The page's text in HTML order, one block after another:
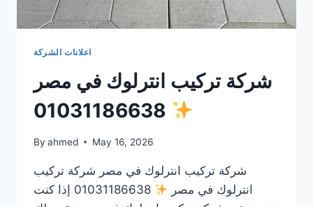
اعلانات الشركة
شركة تركيب انترلوك في مصر
By ahmed May 16, 2026
شركة تركيب انترلوك في مصر شركة تركيب
انترلوك في مصر
01031186638 إذا كنت